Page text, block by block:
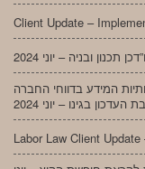
Client Update –
המידע בדווחי החברה
Labor Law Client